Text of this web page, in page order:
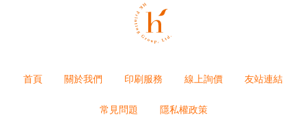
首頁 關於我們 印刷服務 線上詢價 友站連結
常見問題 隱私權政策